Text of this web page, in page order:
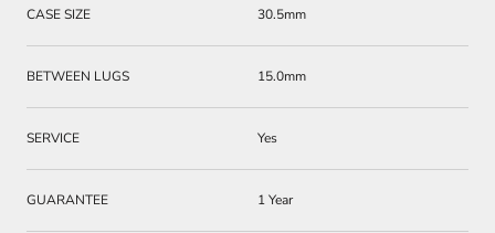
CASE SIZE 30.5mm
BETWEEN LUGS 15.0mm
SERVICE Yes
GUARANTEE 1 Year